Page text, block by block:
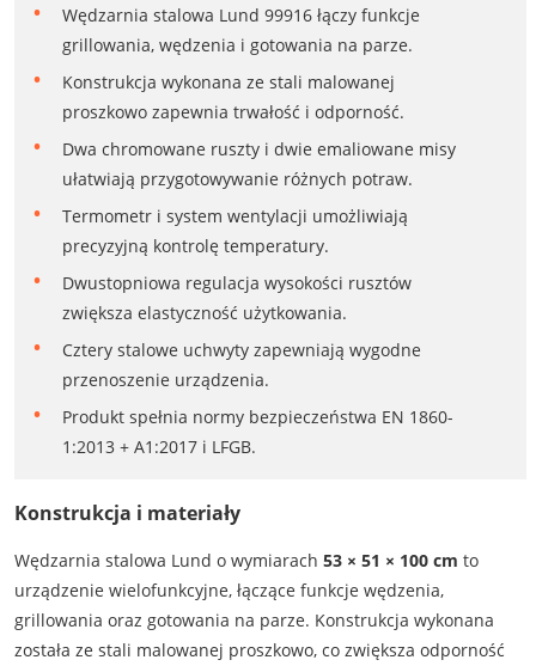
Wędzarnia stalowa Lund 99916 łączy funkcje
grillowania, wędzenia i gotowania na parze.
Konstrukcja wykonana ze stali malowanej
proszkowo zapewnia trwałość i odporność.
Dwa chromowane ruszty i dwie emaliowane misy
ułatwiają przygotowywanie różnych potraw.
Termometr i system wentylacji umożliwiają
precyzyjną kontrolę temperatury.
Dwustopniowa regulacja wysokości rusztów
zwiększa elastyczność użytkowania.
Cztery stalowe uchwyty zapewniają wygodne
przenoszenie urządzenia.
Produkt spełnia normy bezpieczeństwa EN 1860-
1:2013 + A1:2017 i LFGB.
Konstrukcja i materiały
Wędzarnia stalowa Lund o wymiarach 53 × 51 × 100 cm to
urządzenie wielofunkcyjne, łączące funkcje wędzenia,
grillowania oraz gotowania na parze. Konstrukcja wykonana
została ze stali malowanej proszkowo, co zwiększa odporność